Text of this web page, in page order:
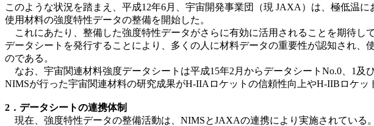
このような状況を踏まえ、平成12年6月、宇宙開発事業団（現 JAXA）は、極低温
使用材料の強度特性データの整備を開始した。
これにあたり、整備した強度特性データがさらに有効に活用されることを期待し
データシートを発行することにより、多くの人に材料データの重要性が認知され
のである。
なお、宇宙関連材料強度データシートは平成15年2月からデータシートNo.0、1及
NIMSが行った宇宙関連材料の研究成果がH-IIAロケットの信頼性向上やH-IIBロケ
2．データシートの連携体制
現在、強度特性データの整備活動は、NIMSとJAXAの連携により実施されている。